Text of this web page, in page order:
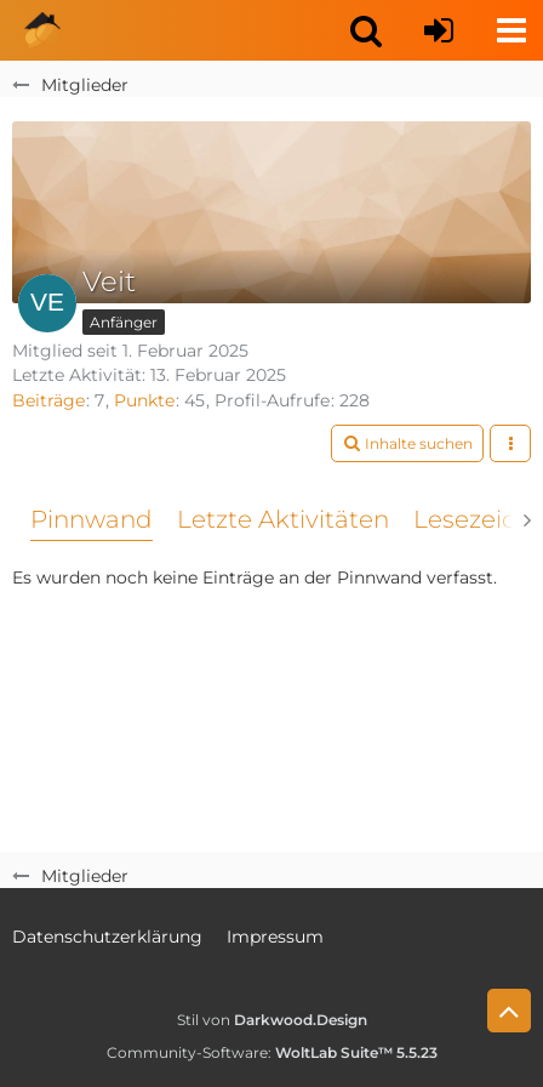
Mitglieder
Mitglieder
Veit
Anfänger
Mitglied seit 1. Februar 2025
Letzte Aktivität: 13. Februar 2025
Beiträge 7 Punkte 45 Profil-Aufrufe 228
Inhalte suchen
Pinnwand Letzte Aktivitäten
Es wurden noch keine Einträge an der Pinnwand verfasst.
Datenschutzerklärung Impressum
Stil von Darkwood.Design
Community-Software: WoltLab Suite™ 5.5.23